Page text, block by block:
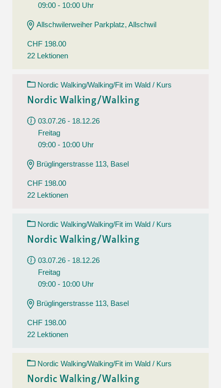
09:00 - 10:00 Uhr
Allschwilerweiher Parkplatz, Allschwil
CHF 198.00
22 Lektionen
Nordic Walking/Walking/Fit im Wald / Kurs
Nordic Walking/Walking
03.07.26 - 18.12.26
Freitag
09:00 - 10:00 Uhr
Brüglingerstrasse 113, Basel
CHF 198.00
22 Lektionen
Nordic Walking/Walking/Fit im Wald / Kurs
Nordic Walking/Walking
03.07.26 - 18.12.26
Freitag
09:00 - 10:00 Uhr
Brüglingerstrasse 113, Basel
CHF 198.00
22 Lektionen
Nordic Walking/Walking/Fit im Wald / Kurs
Nordic Walking/Walking